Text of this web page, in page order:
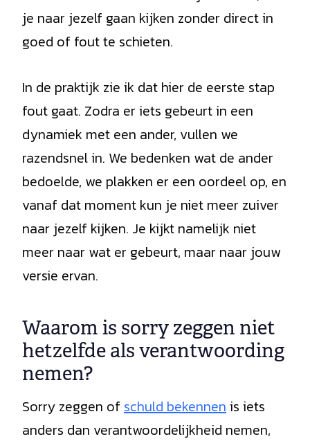
je naar jezelf gaan kijken zonder direct in
goed of fout te schieten.
In de praktijk zie ik dat hier de eerste stap
fout gaat. Zodra er iets gebeurt in een
dynamiek met een ander, vullen we
razendsnel in. We bedenken wat de ander
bedoelde, we plakken er een oordeel op, en
vanaf dat moment kun je niet meer zuiver
naar jezelf kijken. Je kijkt namelijk niet
meer naar wat er gebeurt, maar naar jouw
versie ervan.
Waarom is sorry zeggen niet
hetzelfde als verantwoording
nemen?
Sorry zeggen of schuld bekennenis iets
anders dan verantwoordelijkheid nemen,